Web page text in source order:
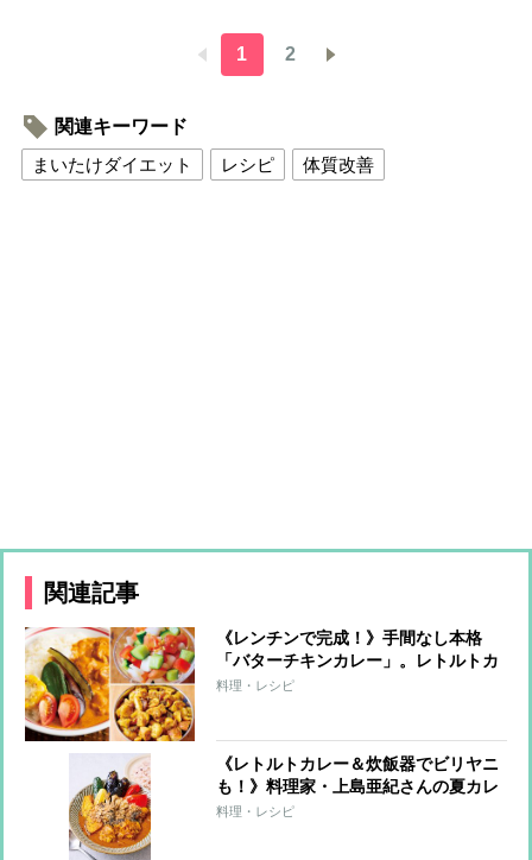
1 2
関連キーワード
まいたけダイエット
レシピ 体質改善
関連記事
《レンチンで完成！》手間なし本格
「バターチキンカレー」。レトルトカ
レーが激変する簡単トッピングも
料理・レシピ
《レトルトカレー＆炊飯器でビリヤニ
も！》料理家・上島亜紀さんの夏カレ
ーレシピ
料理・レシピ